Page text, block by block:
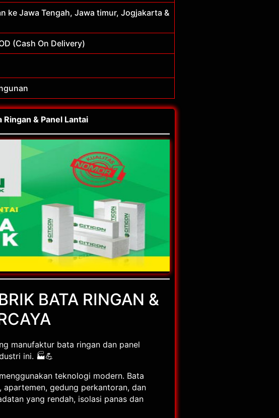
ke Jawa Tengah, Jawa timur, Jogjakarta &
(Cash On Delivery)
& Panel Lantai
BATA RINGAN &
manufaktur bata ringan dan panel
ini. 🏭💪
teknologi modern. Bata
gedung perkantoran, dan
yang rendah, isolasi panas dan